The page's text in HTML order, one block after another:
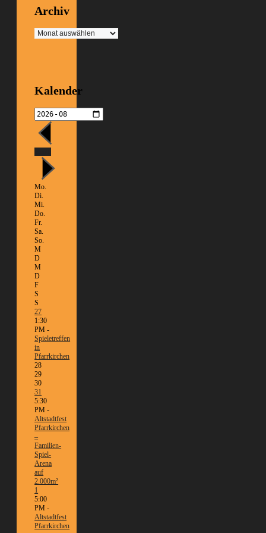
Archiv
Archiv
Kalender
Mo.
Di.
Mi.
Do.
Fr.
Sa.
So.
M
D
M
D
F
S
S
27
1:30
PM -
Spieletreffen
in
Pfarrkirchen
28
29
30
31
5:30
PM -
Altstadtfest
Pfarrkirchen
–
Familien-
Spiel-
Arena
auf
2.000m²
1
5:00
PM -
Altstadtfest
Pfarrkirchen